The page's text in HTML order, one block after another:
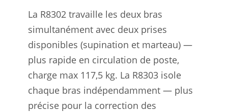
La R8302 travaille les deux bras
simultanément avec deux prises
disponibles (supination et marteau) —
plus rapide en circulation de poste,
charge max 117,5 kg. La R8303 isole
chaque bras indépendamment — plus
précise pour la correction des